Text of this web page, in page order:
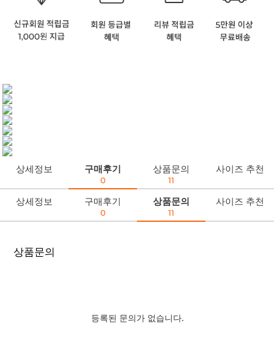
상세정보 구매후기
0
상품문의
11
사이즈 추천
상세정보 구매후기
0
상품문의
11
사이즈 추천
상품문의
등록된 문의가 없습니다.